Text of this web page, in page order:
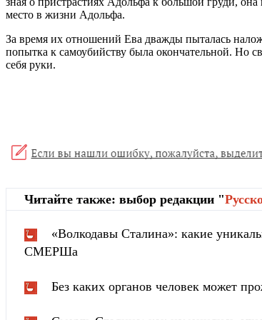
место в жизни Адольфа.
За время их отношений Ева дважды пыталась
попытка к самоубийству была окончательной. Но
себя руки.
Читайте также: выбор редакции "
«Волкодавы Сталина»: какие
СМЕРШа
Без каких органов человек может